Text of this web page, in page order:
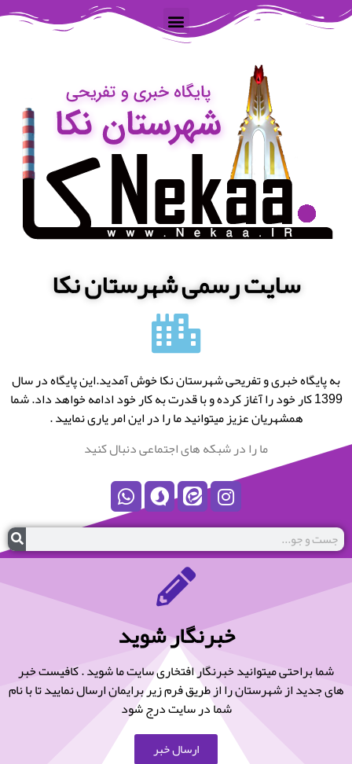
سایت رسمی شهرستان نکا
به پایگاه خبری و تفریحی شهرستان نکا خوش آمدید.این پایگاه در سال
1399 کار خود را آغاز کرده و با قدرت به کار خود ادامه خواهد داد. شما
همشهریان عزیز میتوانید ما را در این امر یاری نمایید .
ما را در شبکه های اجتماعی دنبال کنید
خبرنگار شوید
شما براحتی میتوانید خبرنگار افتخاری سایت ما شوید . کافیست خبر
های جدید از شهرستان را از طریق فرم زیر برایمان ارسال نمایید تا با نام
شما در سایت درج شود
ارسال خبر